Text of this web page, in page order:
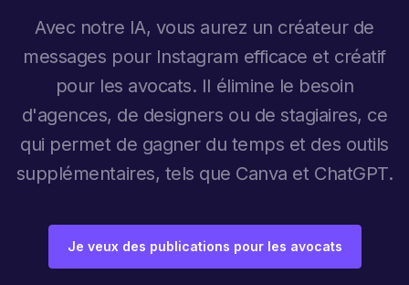
Avec notre IA, vous aurez un créateur de
messages pour Instagram efficace et créatif
pour les avocats. Il élimine le besoin
d'agences, de designers ou de stagiaires, ce
qui permet de gagner du temps et des outils
supplémentaires, tels que Canva et ChatGPT.
Je veux des publications pour les avocats